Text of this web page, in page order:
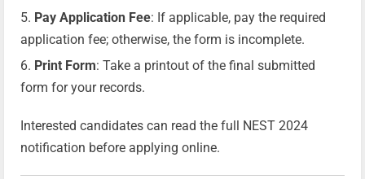
Pay Application Fee: If applicable, pay the required
application fee; otherwise, the form is incomplete.
Print Form: Take a printout of the final submitted
form for your records.
Interested candidates can read the full NEST 2024
notification before applying online.